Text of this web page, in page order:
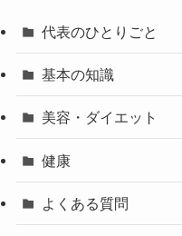
代表のひとりごと
基本の知識
美容・ダイエット
健康
よくある質問